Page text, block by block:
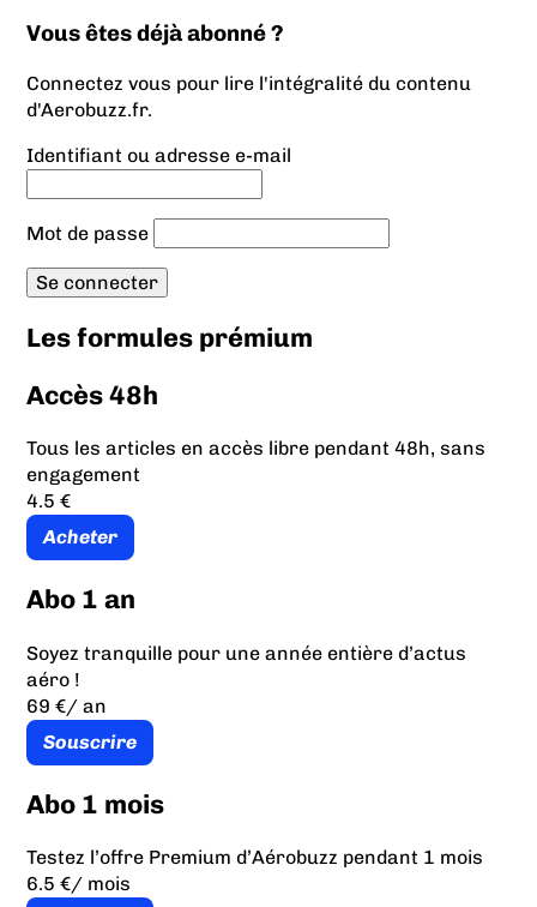
Vous êtes déjà abonné ?
Connectez vous pour lire l'intégralité du contenu
d'Aerobuzz.fr.
Identifiant ou adresse e-mail
Mot de passe
Les formules prémium
Accès 48h
Tous les articles en accès libre pendant 48h, sans
engagement
4.5 €
Acheter
Abo 1 an
Soyez tranquille pour une année entière d’actus
aéro !
69 €/ an
Souscrire
Abo 1 mois
Testez l’offre Premium d’Aérobuzz pendant 1 mois
6.5 €/ mois